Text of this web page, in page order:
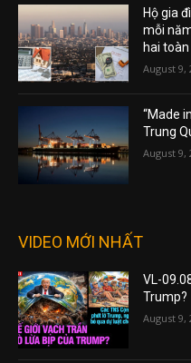
Hộ gia
mỗi
hai
August 9,
“Made
Trung
August 9,
VIDEO MỚI NHẤT
VL-
Trump?
August 9,